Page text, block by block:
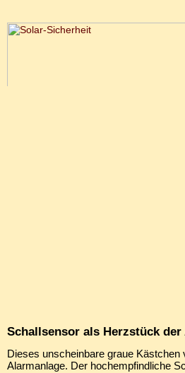
Schallsensor als Herzstück der
Dieses unscheinbare graue
Alarmanlage. Der hochempfindliche